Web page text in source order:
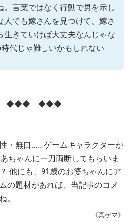
。言葉ではなく行動で男を示し
人でも嫁さんを見つけて、嫁さ
生きていけば大丈夫なんじゃな
代じゃ難しいかもしれない
◆◆◆ ◆◆◆
・無口……ゲームキャラクターが
ちゃんに一刀両断してもらいま
他にも、91歳のお婆ちゃんにア
の題材があれば、当記事のコメ
。
《真ゲマ》